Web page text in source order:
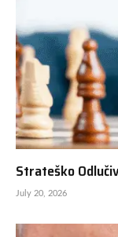
Strateško
July 20, 2026